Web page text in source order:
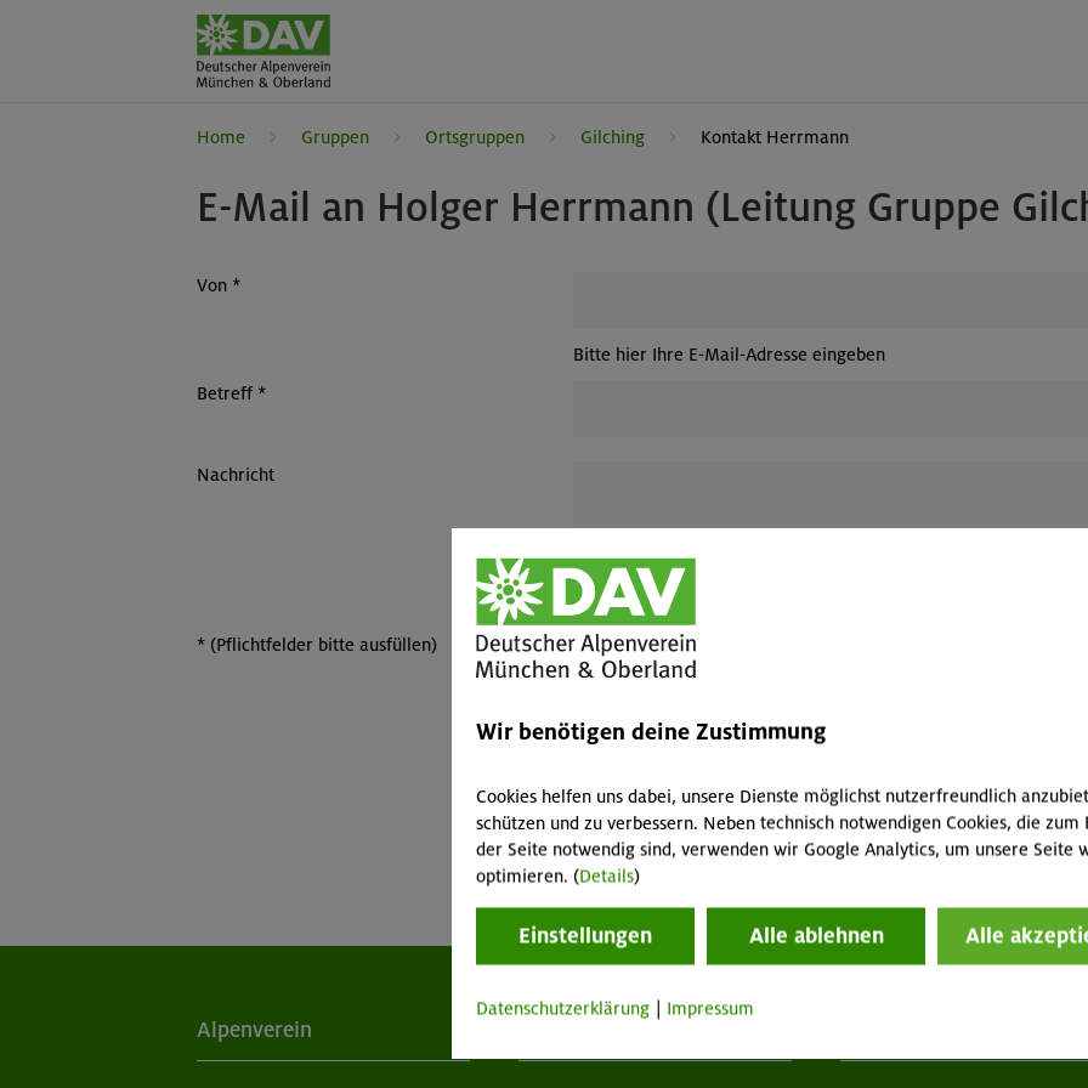
Home Gruppen Ortsgruppen Gilching Kontakt Herrmann
E-Mail an Holger Herrmann (Leitung Gruppe
Von *
Bitte hier Ihre E-Mail-Adresse eingeben
Betreff *
Nachricht
* (Pflichtfelder bitte ausfüllen)
Alpenverein
Wir benötigen deine Zustimmung
Cookies helfen uns dabei, unsere Dienste möglichst nutzerfreundlich
schützen und zu verbessern. Neben technisch notwendigen Cookies, die zum
der Seite notwendig sind, verwenden wir Google Analytics, um unsere Seite
optimieren. (Details)
Einstellungen Alle ablehnen Alle
Datenschutzerklärung Impressum